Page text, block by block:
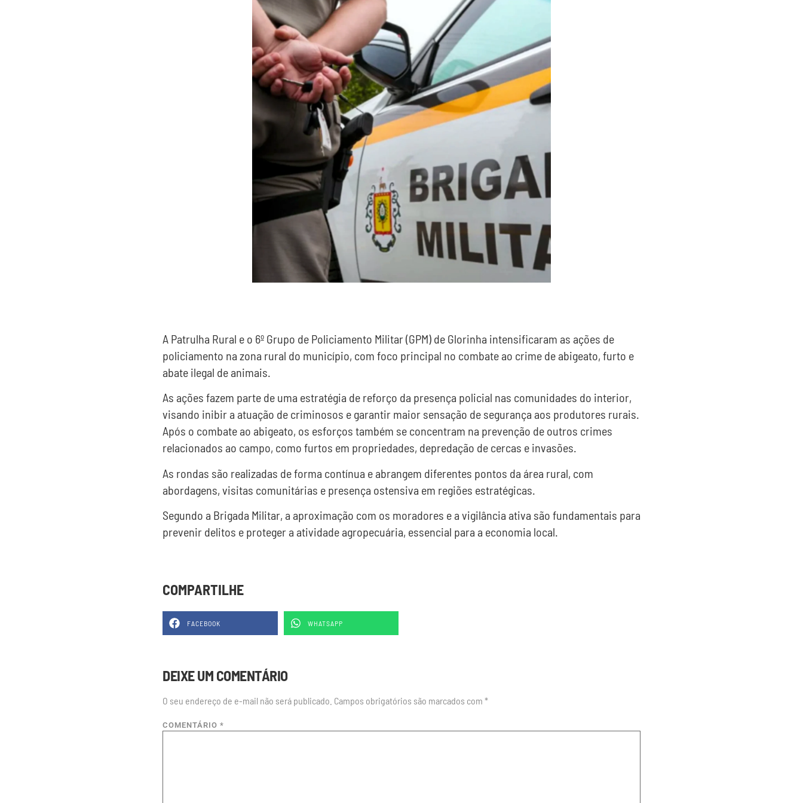
A Patrulha Rural e o 6º Grupo de Policiamento Militar (GPM) de Glorinha intensificaram as ações de
policiamento na zona rural do município, com foco principal no combate ao crime de abigeato, furto e
abate ilegal de animais.
As ações fazem parte de uma estratégia de reforço da presença policial nas comunidades do interior,
visando inibir a atuação de criminosos e garantir maior sensação de segurança aos produtores rurais.
Após o combate ao abigeato, os esforços também se concentram na prevenção de outros crimes
relacionados ao campo, como furtos em propriedades, depredação de cercas e invasões.
As rondas são realizadas de forma contínua e abrangem diferentes pontos da área rural, com
abordagens, visitas comunitárias e presença ostensiva em regiões estratégicas.
Segundo a Brigada Militar, a aproximação com os moradores e a vigilância ativa são fundamentais para
prevenir delitos e proteger a atividade agropecuária, essencial para a economia local.
COMPARTILHE
FACEBOOK WHATSAPP
DEIXE UM COMENTÁRIO
O seu endereço de e-mail não será publicado. Campos obrigatórios são marcados com *
COMENTÁRIO *